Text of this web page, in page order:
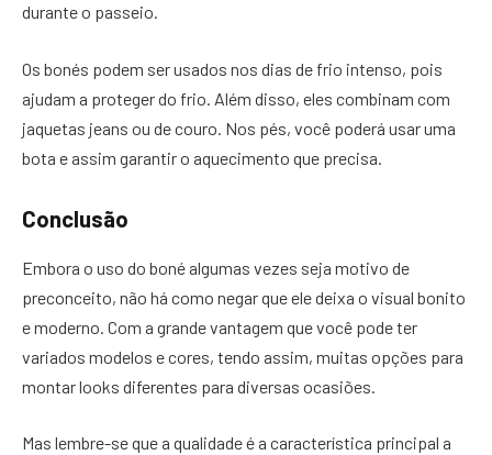
durante o passeio.
Os bonés podem ser usados nos dias de frio intenso, pois
ajudam a proteger do frio. Além disso, eles combinam com
jaquetas jeans ou de couro. Nos pés, você poderá usar uma
bota e assim garantir o aquecimento que precisa.
Conclusão
Embora o uso do boné algumas vezes seja motivo de
preconceito, não há como negar que ele deixa o visual bonito
e moderno. Com a grande vantagem que você pode ter
variados modelos e cores, tendo assim, muitas opções para
montar looks diferentes para diversas ocasiões.
Mas lembre-se que a qualidade é a característica principal a